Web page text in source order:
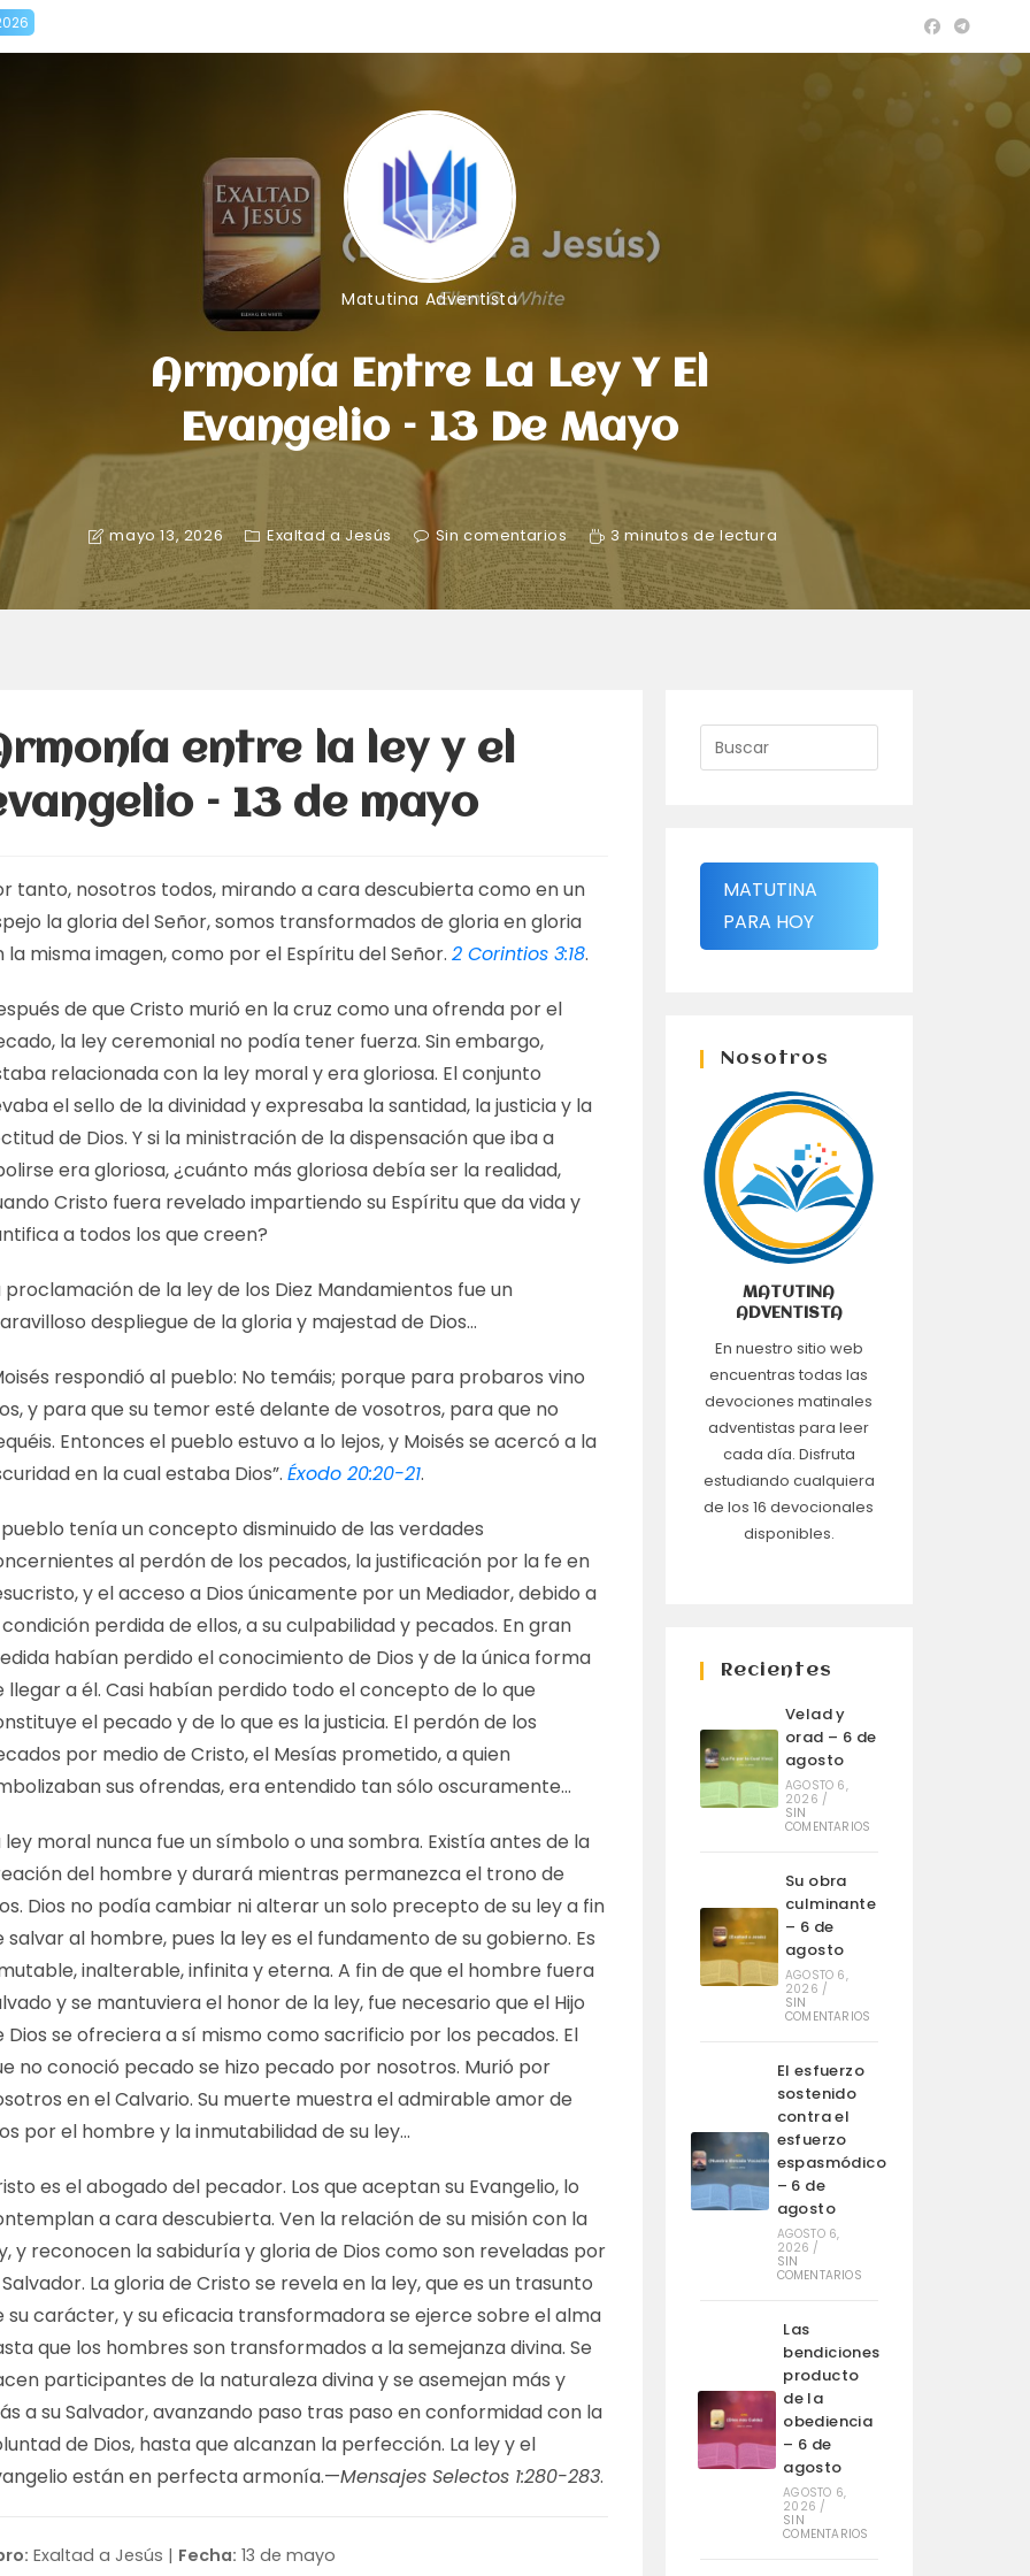
Matutina Adventista
Armonía Entre La Ley Y El
Evangelio – 13 De Mayo
mayo 13, 2026 Exaltad a Jesús Sin comentarios 3 minutos de lectura
entre la ley y el
– 13 de mayo
tanto, nosotros todos, mirando a cara descubierta como en un
la gloria del Señor, somos transformados de gloria en gloria
la misma imagen, como por el Espíritu del Señor.2 Corintios 3:18.
de que Cristo murió en la cruz como una ofrenda por el
la ley ceremonial no podía tener fuerza. Sin embargo,
relacionada con la ley moral y era gloriosa. El conjunto
el sello de la divinidad y expresaba la santidad, la justicia y la
de Dios. Y si la ministración de la dispensación que iba a
era gloriosa, ¿cuánto más gloriosa debía ser la realidad,
Cristo fuera revelado impartiendo su Espíritu que da vida y
a todos los que creen?
proclamación de la ley de los Diez Mandamientos fue un
despliegue de la gloria y majestad de Dios…
respondió al pueblo: No temáis; porque para probaros vino
y para que su temor esté delante de vosotros, para que no
Entonces el pueblo estuvo a lo lejos, y Moisés se acercó a la
en la cual estaba Dios”.Éxodo 20:20-21.
pueblo tenía un concepto disminuido de las verdades
al perdón de los pecados, la justificación por la fe en
y el acceso a Dios únicamente por un Mediador, debido a
perdida de ellos, a su culpabilidad y pecados. En gran
habían perdido el conocimiento de Dios y de la única forma
llegar a él. Casi habían perdido todo el concepto de lo que
el pecado y de lo que es la justicia. El perdón de los
por medio de Cristo, el Mesías prometido, a quien
sus ofrendas, era entendido tan sólo oscuramente…
ley moral nunca fue un símbolo o una sombra. Existía antes de la
del hombre y durará mientras permanezca el trono de
Dios no podía cambiar ni alterar un solo precepto de su ley a fin
salvar al hombre, pues la ley es el fundamento de su gobierno. Es
inalterable, infinita y eterna. A fin de que el hombre fuera
y se mantuviera el honor de la ley, fue necesario que el Hijo
Dios se ofreciera a sí mismo como sacrificio por los pecados. El
no conoció pecado se hizo pecado por nosotros. Murió por
en el Calvario. Su muerte muestra el admirable amor de
por el hombre y la inmutabilidad de su ley…
es el abogado del pecador. Los que aceptan su Evangelio, lo
a cara descubierta. Ven la relación de su misión con la
y reconocen la sabiduría y gloria de Dios como son reveladas por
La gloria de Cristo se revela en la ley, que es un trasunto
su carácter, y su eficacia transformadora se ejerce sobre el alma
que los hombres son transformados a la semejanza divina. Se
participantes de la naturaleza divina y se asemejan más y
a su Salvador, avanzando paso tras paso en conformidad con la
de Dios, hasta que alcanzan la perfección. La ley y el
están en perfecta armonía.—Mensajes Selectos 1:280-283.
Exaltad a Jesús | Fecha: 13 de mayo
MATUTINA
PARA HOY
Nosotros
MATUTINA
ADVENTISTA
En nuestro sitio web
encuentras todas las
devociones matinales
adventistas para leer
cada día. Disfruta
estudiando cualquiera
de los 16 devocionales
disponibles.
Recientes
Velad y
orad – 6 de
agosto
AGOSTO 6,
2026 /
SIN
COMENTARIOS
Su obra
culminante
– 6 de
agosto
AGOSTO 6,
2026 /
SIN
COMENTARIOS
El esfuerzo
sostenido
contra el
esfuerzo
espasmódico
– 6 de
agosto
AGOSTO 6,
2026 /
SIN
COMENTARIOS
Las
bendiciones
producto
de la
obediencia
– 6 de
agosto
AGOSTO 6,
2026 /
SIN
COMENTARIOS